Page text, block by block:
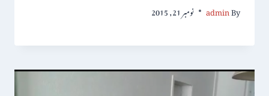
By
admin نومبر 21, 2015